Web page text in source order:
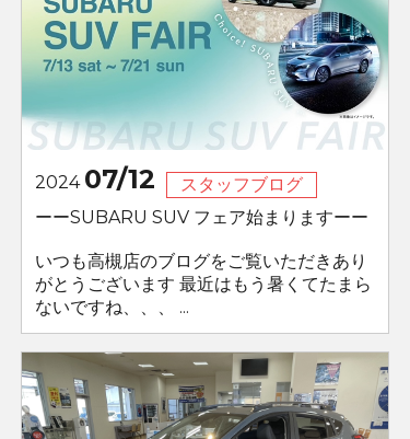
2024 07/12
スタッフブログ
ーーSUBARU SUV フェア始まりますーー
いつも高槻店のブログをご覧いただきあり
がとうございます 最近はもう暑くてたまら
ないですね、、、 ...